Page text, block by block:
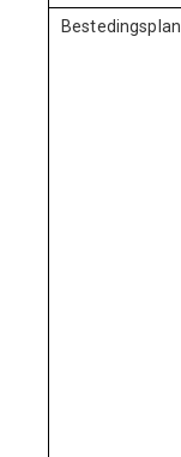
Bestedingsplan